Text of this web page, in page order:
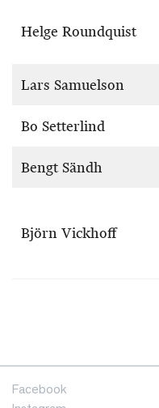
Helge Roundquist
Lars Samuelson
Bo Setterlind
Bengt Sändh
Björn Vickhoff
Facebook